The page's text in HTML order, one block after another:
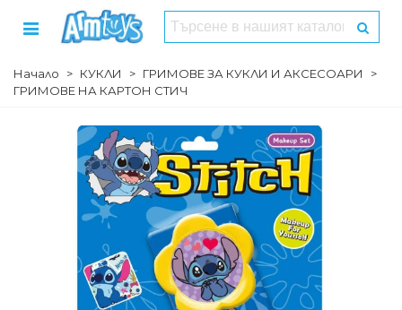
Начало > КУКЛИ > ГРИМОВЕ ЗА КУКЛИ И АКСЕСОАРИ
>
ГРИМОВЕ НА КАРТОН СТИЧ